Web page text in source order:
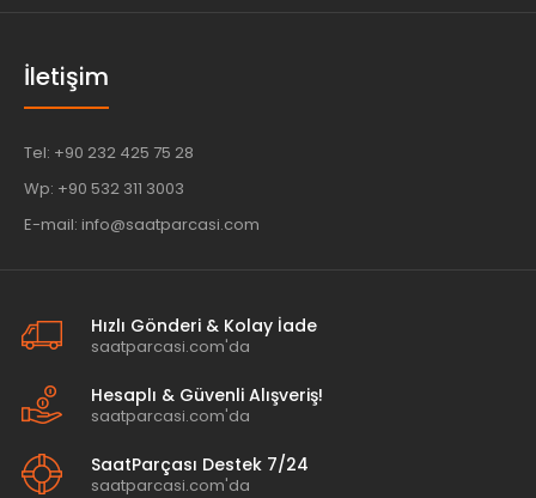
İletişim
Tel: +90 232 425 75 28
Wp: +90 532 311 3003
E-mail: info@saatparcasi.com
Hızlı Gönderi & Kolay İade
saatparcasi.com'da
Hesaplı & Güvenli Alışveriş!
saatparcasi.com'da
SaatParçası Destek 7/24
saatparcasi.com'da